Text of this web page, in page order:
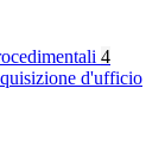
4
d'ufficio